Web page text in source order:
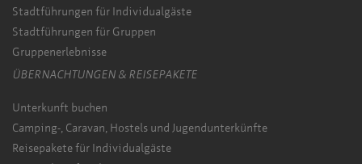
Stadtführungen für Individualgäste
Stadtführungen für Gruppen
Gruppenerlebnisse
ÜBERNACHTUNGEN & REISEPAKETE
Unterkunft buchen
Camping-, Caravan, Hostels und Jugendunterkünfte
Reisepakete für Individualgäste